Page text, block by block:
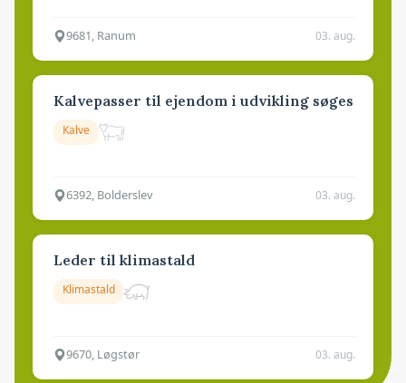
9681, Ranum 03. aug.
Kalvepasser til ejendom i udvikling søges
Kalve
6392, Bolderslev 03. aug.
Leder til klimastald
Klimastald
9670, Løgstør 03. aug.